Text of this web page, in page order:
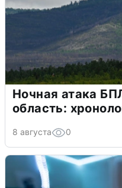
Ночная атака
область:
8 августа 0